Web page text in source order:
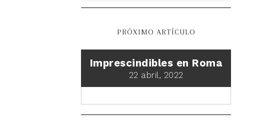
PRÓXIMO ARTÍCULO
Imprescindibles en Roma
22 abril, 2022